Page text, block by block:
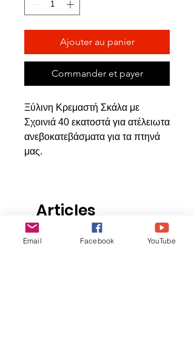
Ajouter au panier
Commander et payer
Ξύλινη Κρεμαστή Σκάλα με
Σχοινιά 40 εκατοστά για ατέλειωτα
ανεβοκατεβάσματα για τα πτηνά
μας.
Articles
similaires
Email Facebook YouTube